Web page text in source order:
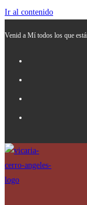
Ir al contenido
Venid a Mí todos los que